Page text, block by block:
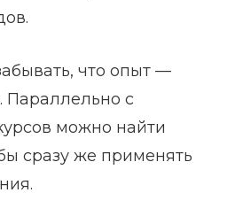
что опыт —
Параллельно с
можно найти
сразу же применять